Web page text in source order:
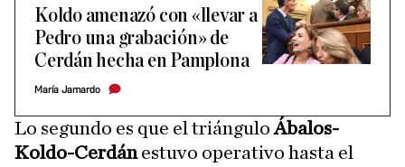
Koldo amenazó con «llevar a
Pedro una grabación» de
Cerdán hecha en Pamplona
María Jamardo
Lo segundo es que el triánguloÁbalos-
Koldo-Cerdánestuvo operativo hasta el